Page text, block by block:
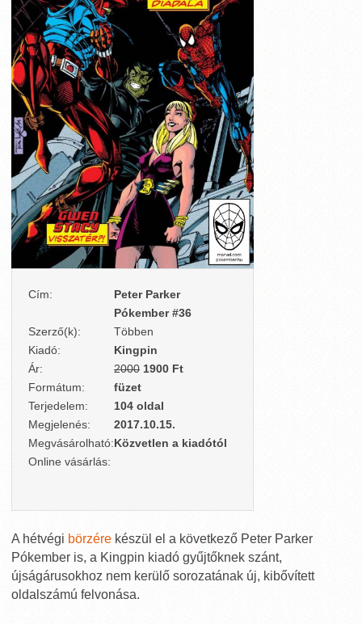
Cím:
Peter Parker
Pókember #36
Szerző(k):
Többen
Kiadó:
Kingpin
Ár:
2000 1900 Ft
Formátum:
füzet
Terjedelem:
104 oldal
Megjelenés:
2017.10.15.
Megvásárolható:Közvetlen a kiadótól
Online vásárlás:
A hétvégi börzére készül el a következő Peter Parker
Pókember is, a Kingpin kiadó gyűjtőknek szánt,
újságárusokhoz nem kerülő sorozatának új, kibővített
oldalszámú felvonása.